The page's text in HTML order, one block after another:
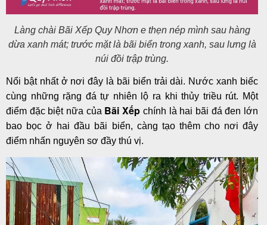
Làng chài Bãi Xếp Quy Nhơn e thẹn nép mình sau hàng
dừa xanh mát; trước mặt là bãi biển trong xanh, sau lưng là
núi đồi trập trùng.
Nổi bật nhất ở nơi đây là bãi biển trải dài. Nước xanh biếc
cùng những rặng đá tự nhiên lộ ra khi thủy triều rút. Một
điểm đặc biệt nữa của Bãi Xếp chính là hai bãi đá đen lớn
bao bọc ở hai đầu bãi biển, càng tạo thêm cho nơi đây
điểm nhấn nguyên sơ đầy thú vị.